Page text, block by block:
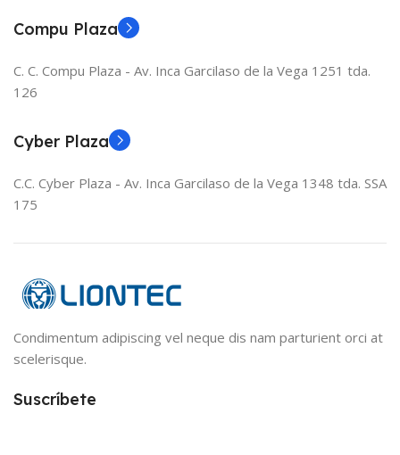
Compu Plaza
C. C. Compu Plaza - Av. Inca Garcilaso de la Vega 1251 tda.
126
Cyber Plaza
C.C. Cyber Plaza - Av. Inca Garcilaso de la Vega 1348 tda. SSA
175
Condimentum adipiscing vel neque dis nam parturient orci at
scelerisque.
Suscríbete